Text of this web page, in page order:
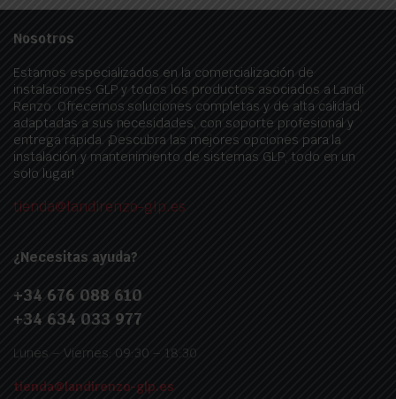
Nosotros
Estamos especializados en la comercialización de
instalaciones GLP y todos los productos asociados a Landi
Renzo. Ofrecemos soluciones completas y de alta calidad,
adaptadas a sus necesidades, con soporte profesional y
entrega rápida. ¡Descubra las mejores opciones para la
instalación y mantenimiento de sistemas GLP, todo en un
solo lugar!
tienda@landirenzo-glp.es
¿Necesitas ayuda?
+34 676 088 610
+34 634 033 977
Lunes – Viernes: 09:30 – 18:30
tienda@landirenzo-glp.es